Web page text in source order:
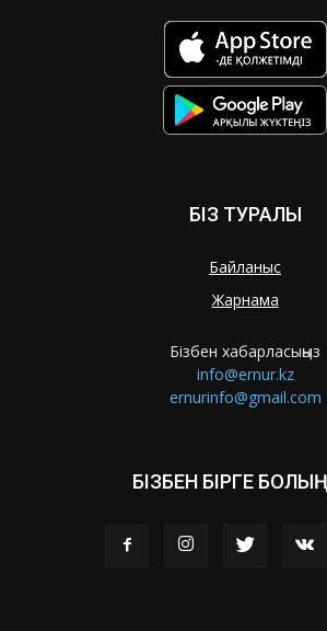
БІЗ ТУРАЛЫ
Байланыс
Жарнама
Бізбен хабарласыңыз
info@ernur.kz
ernurinfo@gmail.com
БІЗБЕН БІРГЕ